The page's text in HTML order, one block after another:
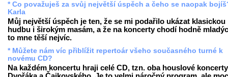
* Co považuješ za svůj největší úspěch a čeho se naopak
Karla
Můj největší úspěch je ten, že se mi podařilo ukázat klasickou
hudbu i širokým masám, a že na koncerty chodí hodně
to mne těší nejvíc.
* Můžete nám víc přiblížit repertoár všeho současného turné k
novému CD?
Na každém koncertu hraji celé CD, tzn. oba houslové